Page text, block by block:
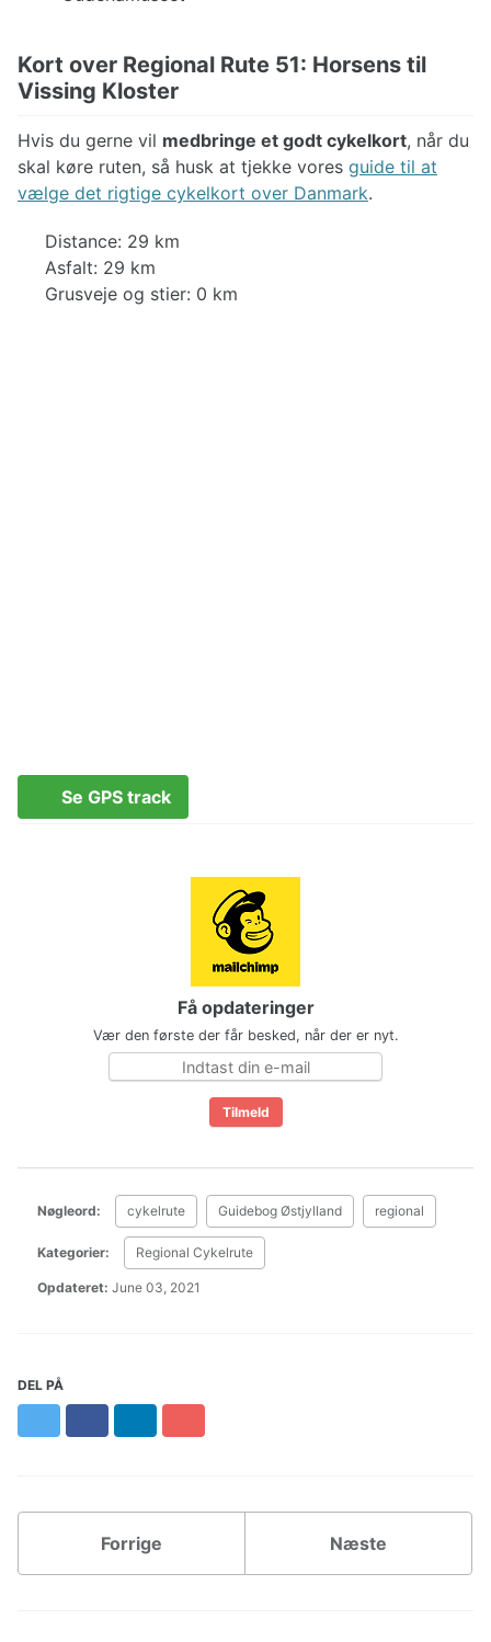
Kort over Regional Rute 51: Horsens til
Vissing Kloster
Hvis du gerne vil medbringe et godt cykelkort, når du
skal køre ruten, så husk at tjekke vores guide til at
vælge det rigtige cykelkort over Danmark.
Distance: 29 km
Asfalt: 29 km
Grusveje og stier: 0 km
Se GPS track
Få opdateringer
Vær den første der får besked, når der er nyt.
Nøgleord: cykelrute Guidebog Østjylland regional
Kategorier: Regional Cykelrute
Opdateret: June 03, 2021
DEL PÅ
Forrige Næste